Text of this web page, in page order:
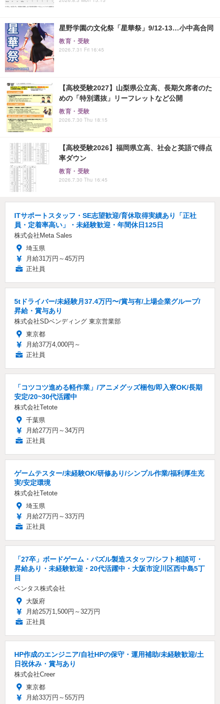
星野学園の文化祭「星華祭」9/12-13…小中高合同
教育・受験
2026.7.31 Fri 16:45
【高校受験2027】山梨県公立高、長期欠席者のた
めの「特別選抜」リーフレットなど公開
教育・受験
2026.7.30 Thu 18:15
【高校受験2026】福岡県立高、社会と英語で得点
率ダウン
教育・受験
2026.7.30 Thu 16:45
ITサポートスタッフ・SE志望歓迎/育休取得実績あり「正社
員・定着率高い」・未経験歓迎・年間休日125日
株式会社Meta Sales
埼玉県
月給31万円～45万円
正社員
5tドライバー/未経験月37.4万円〜/賞与有/上場企業グループ/
昇給・賞与あり
株式会社SDベンディング 東京営業部
東京都
月給37万4,000円～
正社員
「コツコツ進める軽作業」/アニメグッズ梱包/即入寮OK/長期
安定/20~30代活躍中
株式会社Tetote
千葉県
月給27万円～34万円
正社員
ゲームテスター/未経験OK/研修あり/シンプル作業/福利厚生充
実/安定環境
株式会社Tetote
埼玉県
月給27万円～33万円
正社員
「27卒」ボードゲーム・パズル製造スタッフ/シフト相談可・
昇給あり・未経験歓迎・20代活躍中・大阪市淀川区西中島5丁
目
ベンタス株式会社
大阪府
月給25万1,500円～32万円
正社員
HP作成のエンジニア/自社HPの保守・運用補助/未経験歓迎/土
日祝休み・賞与あり
株式会社Creer
東京都
月給33万円～55万円